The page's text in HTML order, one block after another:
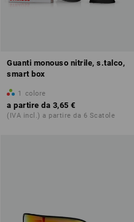
Guanti monouso nitrile, s.talco,
smart box
1 colore
a partire da 3,65 €
(IVA incl.) a partire da 6 Scatole